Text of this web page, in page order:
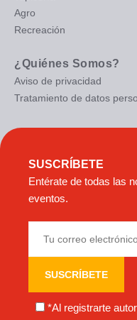
Agro
Recreación
¿Quiénes Somos?
Aviso de privacidad
Tratamiento de datos
SUSCRÍBETE
Entérate de todas las
eventos.
*Al registrarte